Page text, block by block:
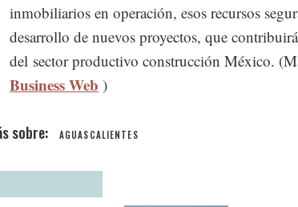
inmobiliarios en operación, esos recursos
desarrollo de nuevos proyectos, que
del sector productivo construcción México.
Business Web )
AGUASCALIENTES